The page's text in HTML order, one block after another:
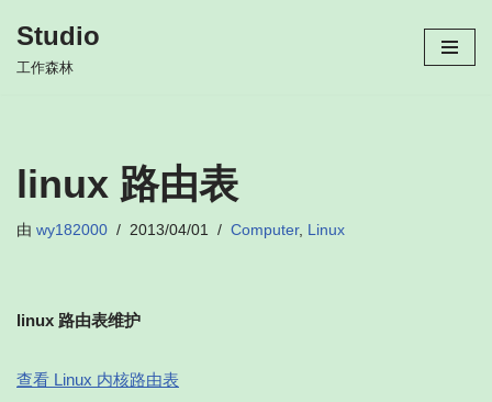
跳
Studio
工作森林
linux 路由表
由 wy182000 2013/04/01 Computer, Linux
linux 路由表维护
查看 Linux 内核路由表